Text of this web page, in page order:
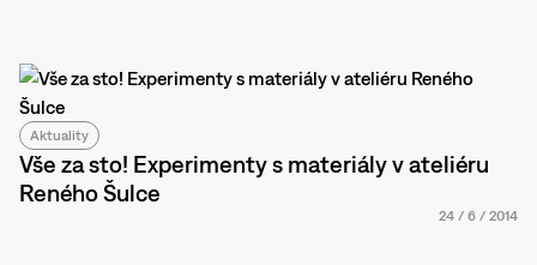
Aktuality
Vše za sto! Experimenty s materiály v ateliéru
Reného Šulce
24 / 6 / 2014